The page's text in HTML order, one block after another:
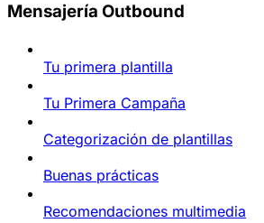
Mensajería Outbound
Tu primera plantilla
Tu Primera Campaña
Categorización de plantillas
Buenas prácticas
Recomendaciones multimedia